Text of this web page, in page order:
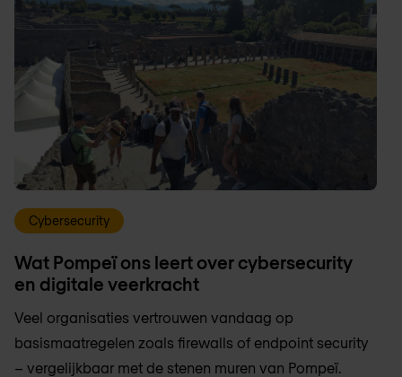
Cybersecurity
Wat Pompeï ons leert over cybersecurity
en digitale veerkracht
Veel organisaties vertrouwen vandaag op
basismaatregelen zoals firewalls of endpoint security
– vergelijkbaar met de stenen muren van Pompeï.